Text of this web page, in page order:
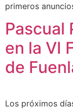
primeros
Pascual
en la VI
de
Los próximos